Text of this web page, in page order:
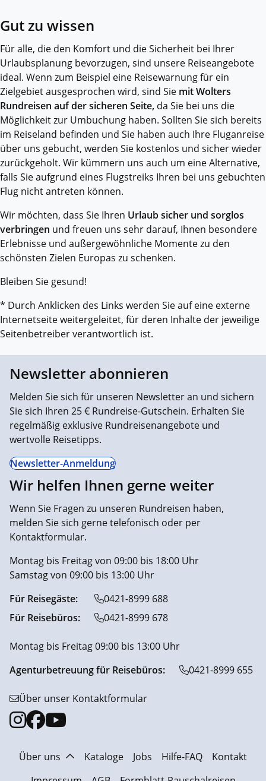
Gut zu wissen
Für alle, die den Komfort und die Sicherheit bei Ihrer
Urlaubsplanung bevorzugen, sind unsere Reiseangebote
ideal. Wenn zum Beispiel eine Reisewarnung für ein
Zielgebiet ausgesprochen wird, sind Sie mit Wolters
Rundreisen auf der sicheren Seite, da Sie bei uns die
Möglichkeit zur Umbuchung haben. Sollten Sie sich bereits
im Reiseland befinden und Sie haben auch Ihre Fluganreise
über uns gebucht, werden Sie kostenlos und sicher wieder
zurückgeholt. Wir kümmern uns auch um eine Alternative,
falls Sie aufgrund eines Flugstreiks Ihren bei uns gebuchten
Flug nicht antreten können.
Wir möchten, dass Sie Ihren Urlaub sicher und sorglos
verbringen und freuen uns sehr darauf, Ihnen besondere
Erlebnisse und außergewöhnliche Momente zu den
schönsten Zielen Europas zu schenken.
Bleiben Sie gesund!
* Durch Anklicken des Links werden Sie auf eine externe
Internetseite weitergeleitet, für deren Inhalte der jeweilige
Seitenbetreiber verantwortlich ist.
Newsletter abonnieren
Melden Sie sich für unseren Newsletter an und sichern
Sie sich Ihren 25 € Rundreise-Gutschein. Erhalten Sie
regelmäßig exklusive Rundreisenangebote und
wertvolle Reisetipps.
Newsletter-Anmeldung
Wir helfen Ihnen gerne weiter
Wenn Sie Fragen zu unseren Rundreisen haben,
melden Sie sich gerne telefonisch oder per
Kontaktformular.
Montag bis Freitag von 09:00 bis 18:00 Uhr
Samstag von 09:00 bis 13:00 Uhr
Für Reisegäste:
0421-8999 688
Für Reisebüros:
0421-8999 678
Montag bis Freitag 09:00 bis 13:00 Uhr
Agenturbetreuung für Reisebüros:
0421-8999 655
Über unser Kontaktformular
Über uns Kataloge Jobs Hilfe-FAQ
Kontakt